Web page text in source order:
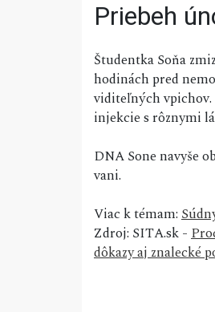
Priebeh
Študentka Soňa
hodinách pred
viditeľných vpichov.
injekcie s rôznymi
DNA Sone navyše
vani.
Viac k témam:
Zdroj: SITA.sk -
dôkazy aj znalecké